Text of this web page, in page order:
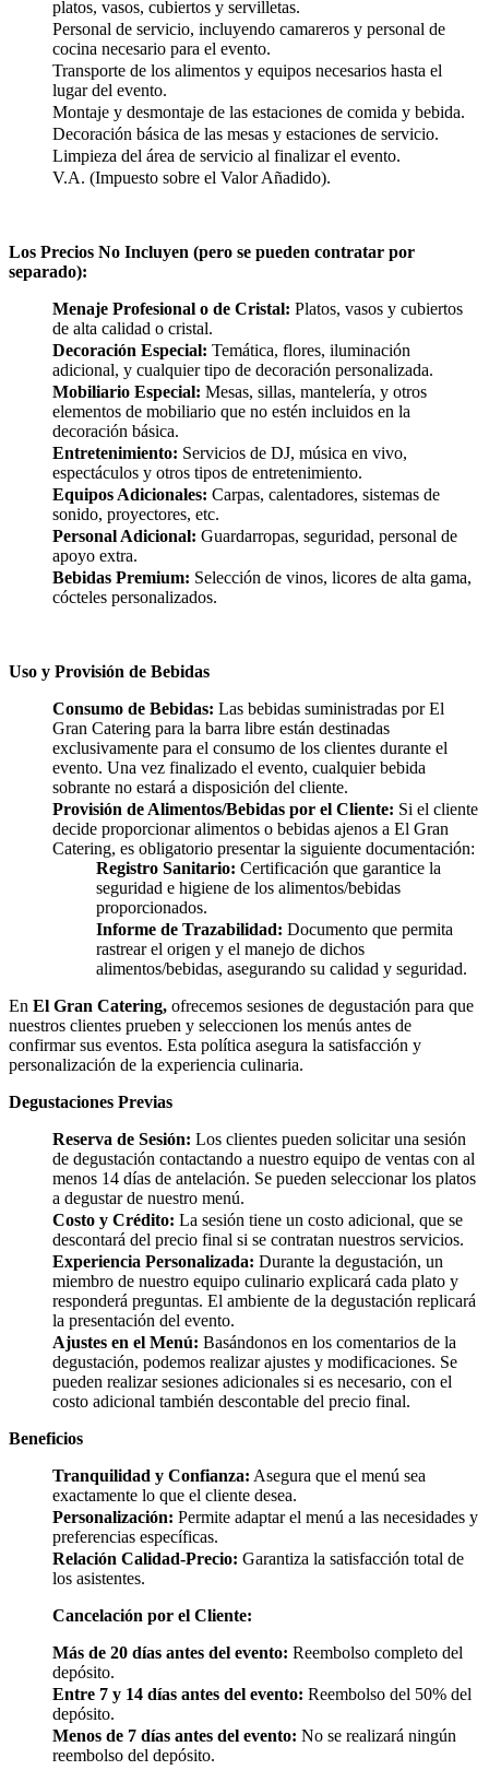
platos, vasos, cubiertos y servilletas.
Personal de servicio, incluyendo camareros y personal de
cocina necesario para el evento.
Transporte de los alimentos y equipos necesarios hasta el
lugar del evento.
Montaje y desmontaje de las estaciones de comida y bebida.
Decoración básica de las mesas y estaciones de servicio.
Limpieza del área de servicio al finalizar el evento.
V.A. (Impuesto sobre el Valor Añadido).
Los Precios No Incluyen (pero se pueden contratar por
separado):
Menaje Profesional o de Cristal: Platos, vasos y cubiertos
de alta calidad o cristal.
Decoración Especial: Temática, flores, iluminación
adicional, y cualquier tipo de decoración personalizada.
Mobiliario Especial: Mesas, sillas, mantelería, y otros
elementos de mobiliario que no estén incluidos en la
decoración básica.
Entretenimiento: Servicios de DJ, música en vivo,
espectáculos y otros tipos de entretenimiento.
Equipos Adicionales: Carpas, calentadores, sistemas de
sonido, proyectores, etc.
Personal Adicional: Guardarropas, seguridad, personal de
apoyo extra.
Bebidas Premium: Selección de vinos, licores de alta gama,
cócteles personalizados.
Uso y Provisión de Bebidas
Consumo de Bebidas: Las bebidas suministradas por El
Gran Catering para la barra libre están destinadas
exclusivamente para el consumo de los clientes durante el
evento. Una vez finalizado el evento, cualquier bebida
sobrante no estará a disposición del cliente.
Provisión de Alimentos/Bebidas por el Cliente: Si el cliente
decide proporcionar alimentos o bebidas ajenos a El Gran
Catering, es obligatorio presentar la siguiente documentación:
Registro Sanitario: Certificación que garantice la
seguridad e higiene de los alimentos/bebidas
proporcionados.
Informe de Trazabilidad: Documento que permita
rastrear el origen y el manejo de dichos
alimentos/bebidas, asegurando su calidad y seguridad.
En El Gran Catering, ofrecemos sesiones de degustación para que
nuestros clientes prueben y seleccionen los menús antes de
confirmar sus eventos. Esta política asegura la satisfacción y
personalización de la experiencia culinaria.
Degustaciones Previas
Reserva de Sesión: Los clientes pueden solicitar una sesión
de degustación contactando a nuestro equipo de ventas con al
menos 14 días de antelación. Se pueden seleccionar los platos
a degustar de nuestro menú.
Costo y Crédito: La sesión tiene un costo adicional, que se
descontará del precio final si se contratan nuestros servicios.
Experiencia Personalizada: Durante la degustación, un
miembro de nuestro equipo culinario explicará cada plato y
responderá preguntas. El ambiente de la degustación replicará
la presentación del evento.
Ajustes en el Menú: Basándonos en los comentarios de la
degustación, podemos realizar ajustes y modificaciones. Se
pueden realizar sesiones adicionales si es necesario, con el
costo adicional también descontable del precio final.
Beneficios
Tranquilidad y Confianza: Asegura que el menú sea
exactamente lo que el cliente desea.
Personalización: Permite adaptar el menú a las necesidades y
preferencias específicas.
Relación Calidad-Precio: Garantiza la satisfacción total de
los asistentes.
Cancelación por el Cliente:
Más de 20 días antes del evento: Reembolso completo del
depósito.
Entre 7 y 14 días antes del evento: Reembolso del 50% del
depósito.
Menos de 7 días antes del evento: No se realizará ningún
reembolso del depósito.